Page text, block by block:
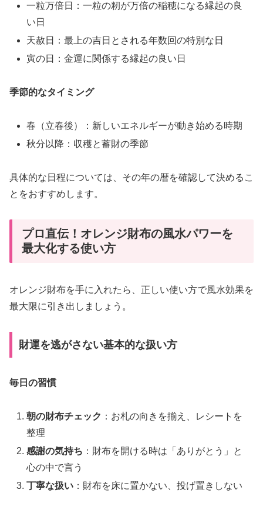
一粒万倍日：一粒の籾が万倍の稲穂になる縁起の良
い日
天赦日：最上の吉日とされる年数回の特別な日
寅の日：金運に関係する縁起の良い日
季節的なタイミング
春（立春後）：新しいエネルギーが動き始める時期
秋分以降：収穫と蓄財の季節
具体的な日程については、その年の暦を確認して決めるこ
とをおすすめします。
プロ直伝！オレンジ財布の風水パワーを
最大化する使い方
オレンジ財布を手に入れたら、正しい使い方で風水効果を
最大限に引き出しましょう。
財運を逃がさない基本的な扱い方
毎日の習慣
朝の財布チェック ：お札の向きを揃え、レシートを
整理
感謝の気持ち ：財布を開ける時は「ありがとう」と
心の中で言う
丁寧な扱い ：財布を床に置かない、投げ置きしない